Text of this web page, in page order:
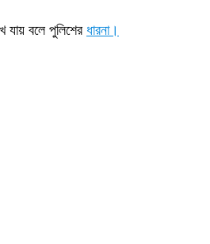
যায় বলে পুলিশের ধারনা।